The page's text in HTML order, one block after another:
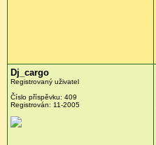
Dj_cargo
Registrovaný uživatel
Číslo příspěvku: 409
Registrován: 11-2005